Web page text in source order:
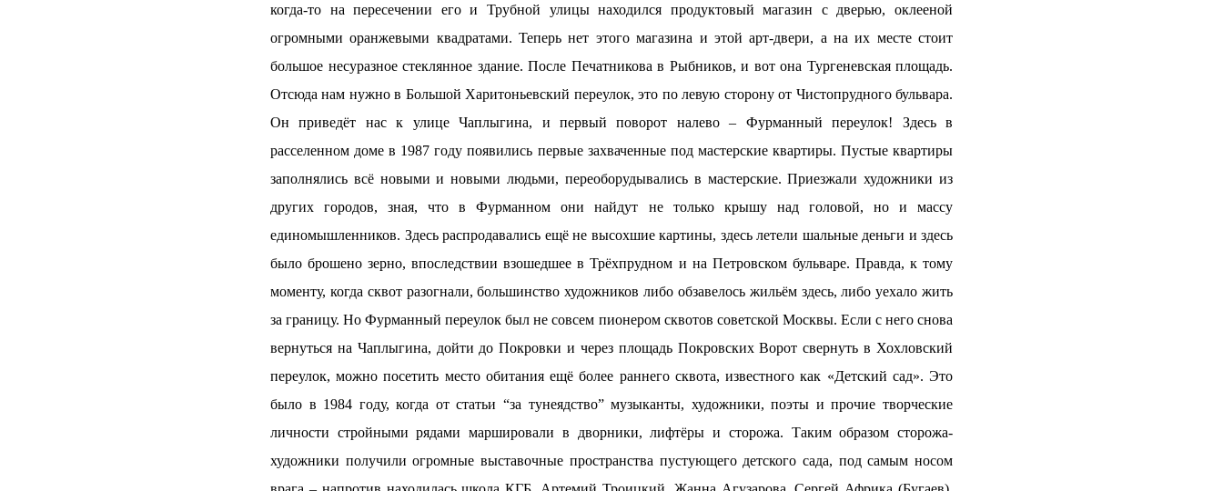
когда-то на пересечении его и Трубной улицы находился продуктовый магазин с дверью, оклееной
огромными оранжевыми квадратами. Теперь нет этого магазина и этой арт-двери, а на их месте стоит
большое несуразное стеклянное здание. После Печатникова в Рыбников, и вот она Тургеневская площадь.
Отсюда нам нужно в Большой Харитоньевский переулок, это по левую сторону от Чистопрудного бульвара.
Он приведёт нас к улице Чаплыгина, и первый поворот налево – Фурманный переулок! Здесь в
расселенном доме в 1987 году появились первые захваченные под мастерские квартиры. Пустые квартиры
заполнялись всё новыми и новыми людьми, переоборудывались в мастерские. Приезжали художники из
других городов, зная, что в Фурманном они найдут не только крышу над головой, но и массу
единомышленников. Здесь распродавались ещё не высохшие картины, здесь летели шальные деньги и здесь
было брошено зерно, впоследствии взошедшее в Трёхпрудном и на Петровском бульваре. Правда, к тому
моменту, когда сквот разогнали, большинство художников либо обзавелось жильём здесь, либо уехало жить
за границу. Но Фурманный переулок был не совсем пионером сквотов советской Москвы. Если с него снова
вернуться на Чаплыгина, дойти до Покровки и через площадь Покровских Ворот свернуть в Хохловский
переулок, можно посетить место обитания ещё более раннего сквота, известного как «Детский сад». Это
было в 1984 году, когда от статьи “за тунеядство” музыканты, художники, поэты и прочие творческие
личности стройными рядами маршировали в дворники, лифтёры и сторожа. Таким образом сторожа-
художники получили огромные выставочные пространства пустующего детского сада, под самым носом